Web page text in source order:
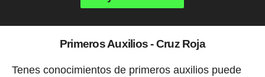
Primeros Auxilios - Cruz Roja
Tenes conocimientos de primeros auxilios puede